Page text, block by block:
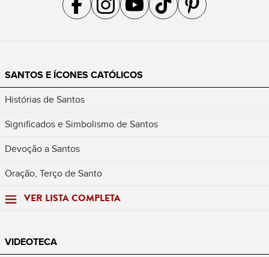
SANTOS E ÍCONES CATÓLICOS
Histórias de Santos
Significados e Simbolismo de Santos
Devoção a Santos
Oração, Terço de Santo
VER LISTA COMPLETA
VIDEOTECA